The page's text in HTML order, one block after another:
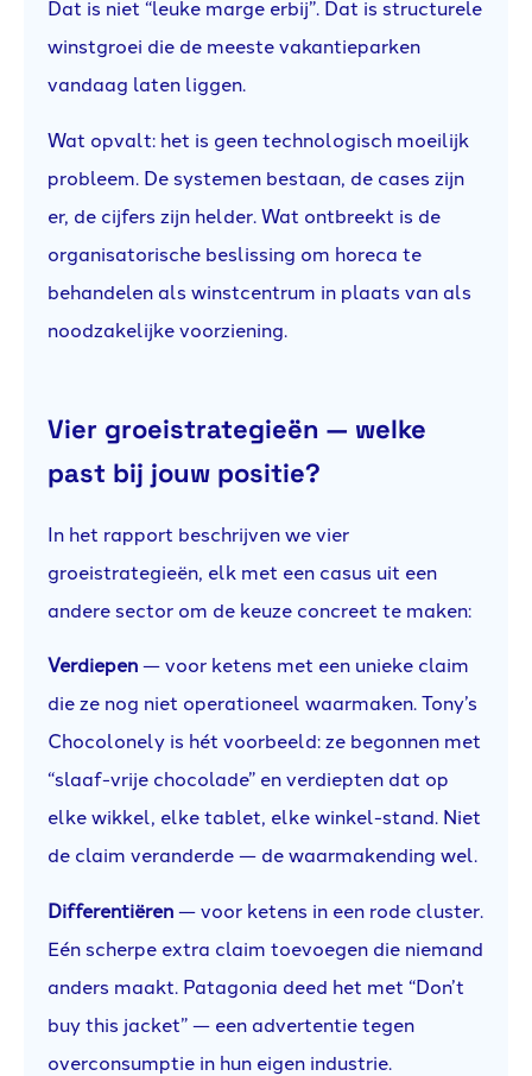
Dat is niet “leuke marge erbij”. Dat is structurele
winstgroei die de meeste vakantieparken
vandaag laten liggen.
Wat opvalt: het is geen technologisch moeilijk
probleem. De systemen bestaan, de cases zijn
er, de cijfers zijn helder. Wat ontbreekt is de
organisatorische beslissing om horeca te
behandelen als winstcentrum in plaats van als
noodzakelijke voorziening.
Vier groeistrategieën — welke
past bij jouw positie?
In het rapport beschrijven we vier
groeistrategieën, elk met een casus uit een
andere sector om de keuze concreet te maken:
Verdiepen— voor ketens met een unieke claim
die ze nog niet operationeel waarmaken. Tony’s
Chocolonely is hét voorbeeld: ze begonnen met
“slaaf-vrije chocolade” en verdiepten dat op
elke wikkel, elke tablet, elke winkel-stand. Niet
de claim veranderde — de waarmakending wel.
Differentiëren— voor ketens in een rode cluster.
Eén scherpe extra claim toevoegen die niemand
anders maakt. Patagonia deed het met “Don’t
buy this jacket” — een advertentie tegen
overconsumptie in hun eigen industrie.